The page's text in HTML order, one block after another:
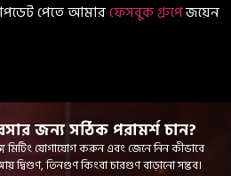
পেতে আমারফেসবুক গ্রুপেজয়েন
জন্য সঠিক পরামর্শ চান?
মিটিং যোগাযোগ করুন এবং জেনে নিন কীভাবে
দ্বিগুণ, তিনগুণ কিংবা চারগুণ বাড়ানো সম্ভব।